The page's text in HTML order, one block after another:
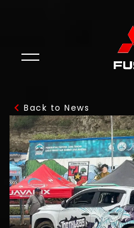
Back to News